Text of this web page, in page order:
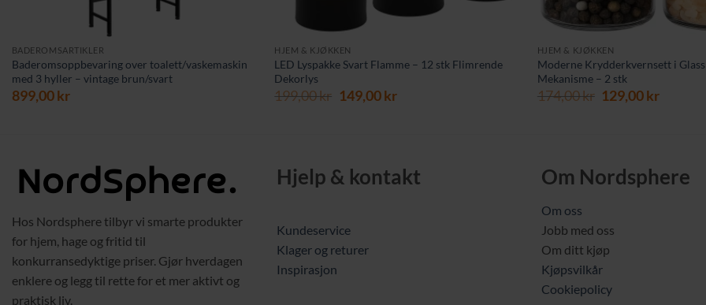
BADEROMSARTIKLER
Baderomsoppbevaring over toalett/vaskemaskin
med 3 hyller – vintage brun/svart
899,00kr
HJEM & KJØKKEN
LED Lyspakke Svart Flamme – 12 stk Flimrende
Dekorlys
199,00kr Opprinnelig
149,00krNåværende
HJEM & KJØKKEN
Moderne Krydderkvernsett i
Mekanisme – 2 stk
174,00kr Opprinnelig
129,00kr
Hos Nordsphere tilbyr vi smarte produkter
for hjem, hage og fritid til
konkurransedyktige priser. Gjør hverdagen
enklere og legg til rette for et mer aktivt og
praktisk liv.
Hjelp & kontakt
Kundeservice
Klager og returer
Inspirasjon
Om Nordsphere
Om oss
Jobb med oss
Om ditt kjøp
Kjøpsvilkår
Cookiepolicy